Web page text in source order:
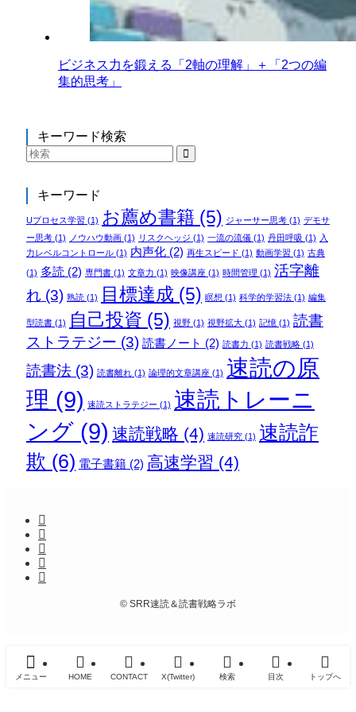
ビジネス力を鍛える「2軸の理解」＋「2つの編
集的思考」
キーワード検索
キーワード
Uプロセス学習 (1) お薦め書籍 (5) ジャーサー思考(1) デモサ
ー思考(1) ノウハウ動画(1) リスクヘッジ (1) 一流の流儀(1) 丹田呼吸 (1) 入
力レベルコントロール(1) 内声化(2) 再生スピード (1) 動画学習 (1) 古典
(1) 多読 (2) 専門書(1) 文章力 (1) 映像講座(1) 時間管理 (1) 活字離
れ(3) 熟読(1) 目標達成 (5) 瞑想 (1) 科学的学習法(1) 編集
型読書(1) 自己投資 (5) 視野(1) 視野拡大(1) 記憶(1) 読書
ストラテジー (3) 読書ノート (2) 読書力 (1) 読書戦略(1)
読書法(3) 読書離れ(1) 論理的文章講座(1) 速読の原
理 (9) 速読ストラテジー (1) 速読トレーニ
ング(9) 速読戦略 (4) 速読研究(1) 速読詐
欺 (6) 電子書籍(2) 高速学習 (4)
© SRR速読＆読書戦略ラボ
メニュー HOME CONTACT X(Twitter) 検索 目次 トップへ